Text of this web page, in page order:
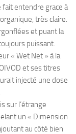
fait entendre grace à
très claire.
et puant la
puissant.
« Wet Net » à la
et ses titres
injecté une dose
sur l’étrange
un « Dimension
au côté bien